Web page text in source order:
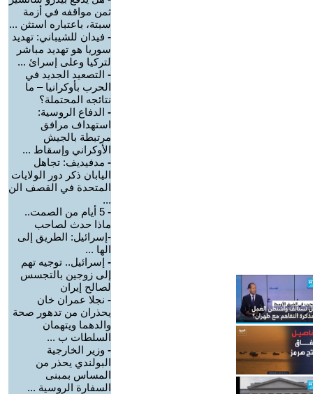
ثمن مواقفه في أزمة
سبتة، باعتباره استثن ...
- فيدان للشيباني: تهديد
سوريا هو تهديد مباشر
لتركيا وعلى إسرائ ...
- التصعيد الجديد في
الحرب بأوكرانيا – ما
نتائجه المحتملة؟
- الدفاع الروسية:
استهداف مرافق
مرتبطة بالجيش
الأوكراني وإسقاط ...
- مدفيديف: تجاهل
اليابان ذكر دور الولايات
المتحدة في القصف الن
...
-
5 أيام من الصمت..
ماذا حدث لصاحب
-إسرائيل: الطريق إلى
الها ...
- إسرائيل.. توجيه تهم
إلى زوجين بالتجسس
لصالح إيران
- نجلا عمران خان
يحذران من تدهور صحة
والدهما ويتهمان
السلطات ب ...
- وزير الخارجية
البولندي يحذر من
المساس بمبنى
السفارة الروسية ...